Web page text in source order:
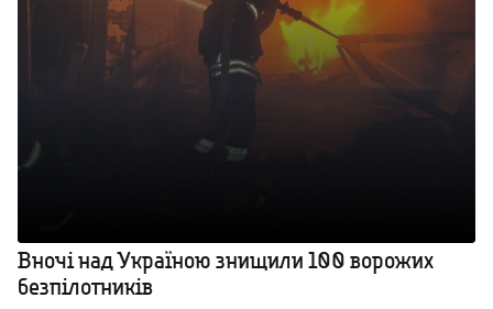
Вночі над Україною знищили 100 ворожих
безпілотників